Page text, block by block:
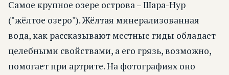
Самое крупное озере острова – Шара-Нур
("жёлтое озеро"). Жёлтая минерализованная
вода, как рассказывают местные гиды обладает
целебными свойствами, а его грязь, возможно,
помогает при артрите. На фотографиях оно